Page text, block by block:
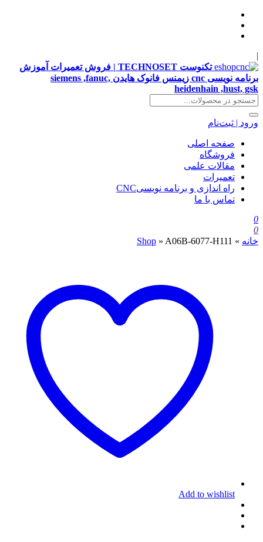
|
تکنوست TECHNOSET | فروش تعمیرات آموزش
برنامه نویسی cnc زیمنس فانوک هایدن siemens ,fanuc,
heidenhain ,hust, gsk
ورود | ثبت‌نام
صفحه اصلی
فروشگاه
مقالات علمی
تعمیرات
راه اندازی و برنامه نویسیCNC
تماس با ما
0
0
خانه »
Shop » A06B-6077-H111
Add to wishlist